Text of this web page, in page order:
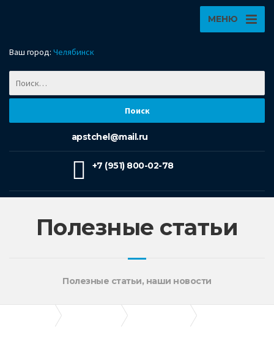
Ваш город: Челябинск
МЕНЮ
apstchel@mail.ru
+7 (951) 800-02-78
Полезные статьи
Полезные статьи, наши новости